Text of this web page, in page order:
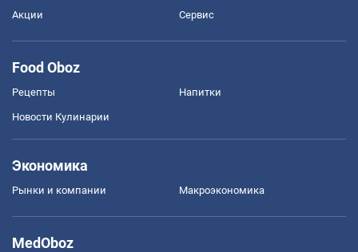
Акции Сервис
Food Oboz
Рецепты Напитки
Новости Кулинарии
Экономика
Рынки и компании Mакроэкономика
MedOboz